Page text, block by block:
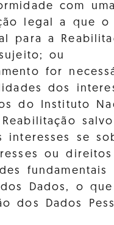
com uma
legal a que o
para a
ou
for
dos
do Instituto
interesses se
ou
fundamentais
Dados, o
dos Dados